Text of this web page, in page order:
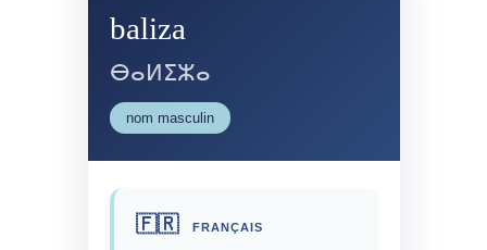
baliza
ⴱⴰⵍⵉⵣⴰ
nom masculin
🇫🇷 FRANÇAIS